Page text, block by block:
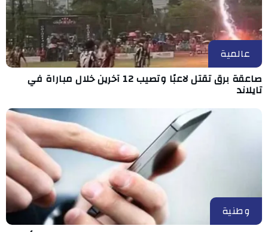
عالمية
صاعقة برق تقتل لاعبًا وتصيب 12 آخرين خلال مباراة في
تايلاند
وطنية